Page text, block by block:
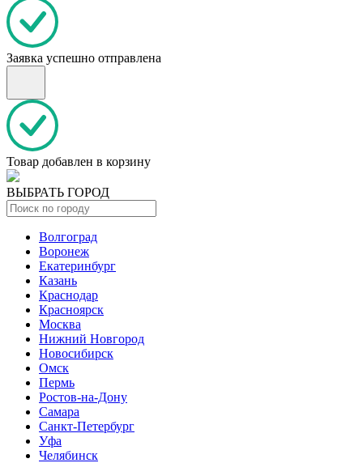
Заявка успешно отправлена
Товар добавлен в корзину
ВЫБРАТЬ ГОРОД
Волгоград
Воронеж
Екатеринбург
Казань
Краснодар
Красноярск
Москва
Нижний Новгород
Новосибирск
Омск
Пермь
Ростов-на-Дону
Самара
Санкт-Петербург
Уфа
Челябинск